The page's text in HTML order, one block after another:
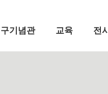
기념관 교육 전시